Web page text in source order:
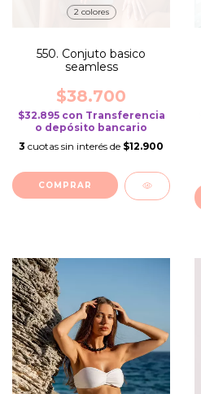
2 colores
550. Conjuto basico
seamless
$38.700
$32.895 con Transferencia
o depósito bancario
3 cuotas sin interés de $12.900
COMPRAR